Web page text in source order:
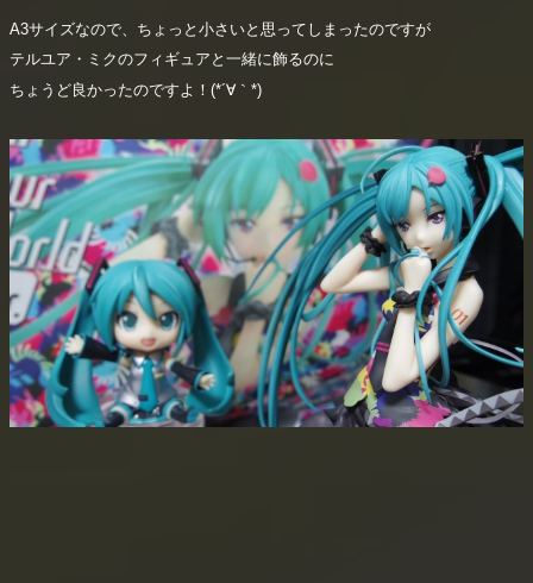
A3サイズなので、ちょっと小さいと思ってしまったのですが
テルユア・ミクのフィギュアと一緒に飾るのに
ちょうど良かったのですよ！(*´∀｀*)